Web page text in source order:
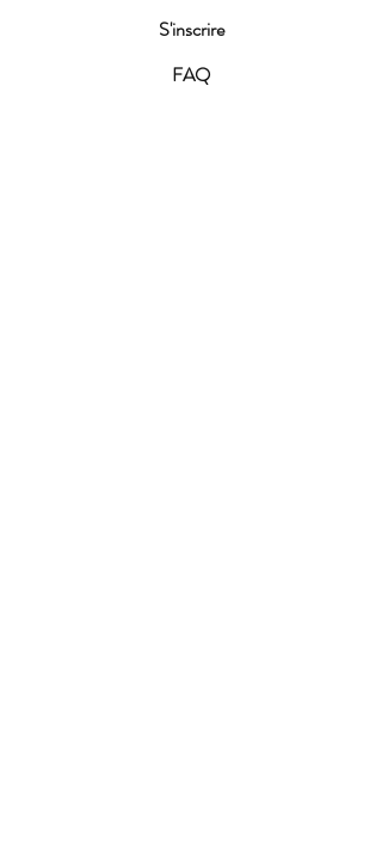
S'inscrire
FAQ